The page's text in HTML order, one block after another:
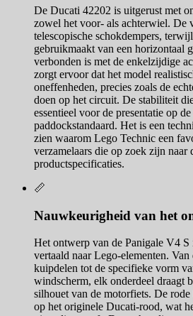
De Ducati 42202 is uitgerust met
zowel het voor- als achterwiel. De
telescopische schokdempers,
gebruikmaakt van een horizontaal
verbonden is met de enkelzijdige
zorgt ervoor dat het model
oneffenheden, precies zoals de
doen op het circuit. De stabiliteit
essentieel voor de presentatie op
paddockstandaard. Het is een
zien waarom Lego Technic een
verzamelaars die op zoek zijn naar
productspecificaties.
📏
Nauwkeurigheid van het
Het ontwerp van de Panigale V4 S
vertaald naar Lego-elementen. Van
kuipdelen tot de specifieke vorm
windscherm, elk onderdeel draagt
silhouet van de motorfiets. De
op het originele Ducati-rood, wat